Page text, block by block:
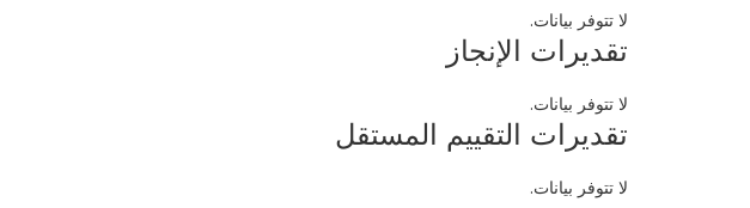
لا تتوفر بيانات.
تقديرات الإنجاز
لا تتوفر بيانات.
تقديرات التقييم المستقل
لا تتوفر بيانات.